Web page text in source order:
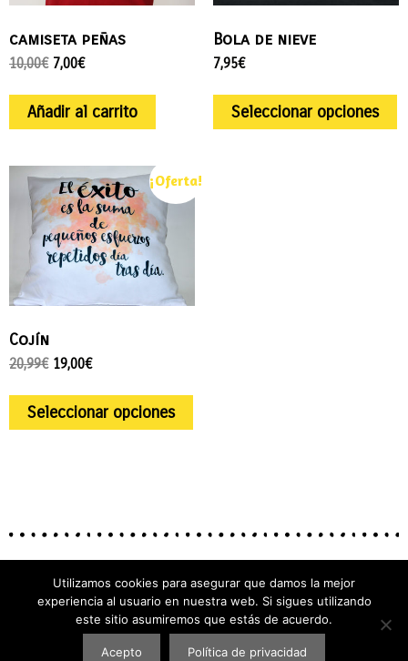
camiseta peñas
10,00€ 7,00€
Añadir al carrito
Bola de nieve
7,95€
Seleccionar opciones
¡Oferta!
Cojín
20,99€ 19,00€
Seleccionar opciones
Utilizamos cookies para asegurar que damos la mejor
experiencia al usuario en nuestra web. Si sigues utilizando
este sitio asumiremos que estás de acuerdo.
Acepto Política de privacidad